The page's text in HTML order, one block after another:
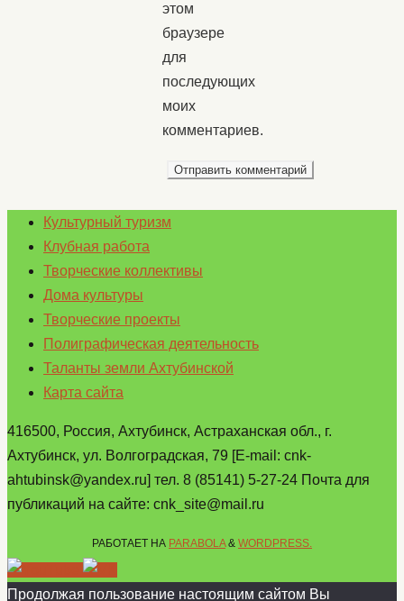
этом
браузере
для
последующих
моих
комментариев.
Культурный туризм
Клубная работа
Творческие коллективы
Дома культуры
Творческие проекты
Полиграфическая деятельность
Таланты земли Ахтубинской
Карта сайта
416500, Россия, Ахтубинск, Астраханская обл., г.
Ахтубинск, ул. Волгоградская, 79 [E-mail: cnk-
ahtubinsk@yandex.ru] тел. 8 (85141) 5-27-24 Почта для
публикаций на сайте: cnk_site@mail.ru
РАБОТАЕТ НА PARABOLA& WORDPRESS.
Продолжая пользование настоящим сайтом Вы